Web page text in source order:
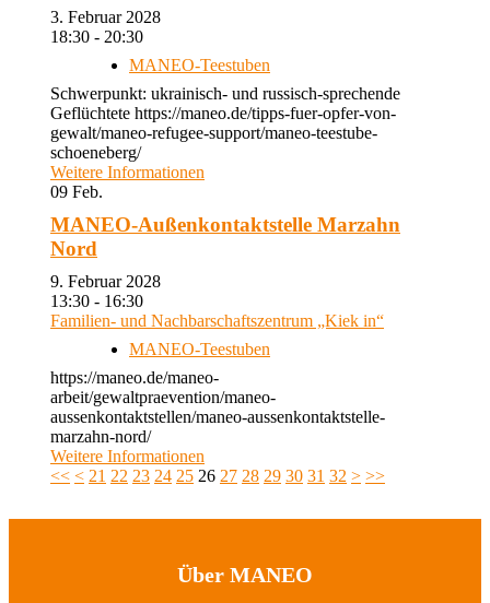
3. Februar 2028
18:30 - 20:30
MANEO-Teestuben
Schwerpunkt: ukrainisch- und russisch-sprechende
Geflüchtete https://maneo.de/tipps-fuer-opfer-von-
gewalt/maneo-refugee-support/maneo-teestube-
schoeneberg/
Weitere Informationen
09 Feb.
MANEO-Außenkontaktstelle Marzahn
Nord
9. Februar 2028
13:30 - 16:30
Familien- und Nachbarschaftszentrum „Kiek in“
MANEO-Teestuben
https://maneo.de/maneo-
arbeit/gewaltpraevention/maneo-
aussenkontaktstellen/maneo-aussenkontaktstelle-
marzahn-nord/
Weitere Informationen
<< < 21 22 23 24 25 26 27 28 29 30 31 32 > >>
Über MANEO